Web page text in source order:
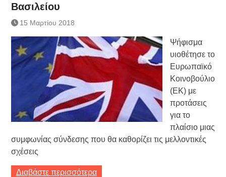
Βασιλείου
15 Μαρτίου 2018
Ψήφισμα
υιοθέτησε το
Ευρωπαϊκό
Κοινοβούλιο
(ΕΚ) με
προτάσεις
για το
πλαίσιο μιας
συμφωνίας σύνδεσης που θα καθορίζει τις μελλοντικές
σχέσεις
Διαβάστε περισσότερα